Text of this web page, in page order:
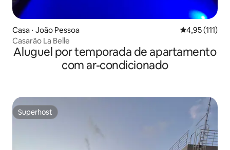
Casa ⋅ João Pessoa 4,95 de uma
4,95 (111)
Casarão La Belle
Aluguel por temporada de apartamento
com ar-condicionado
Superhost
Superhost